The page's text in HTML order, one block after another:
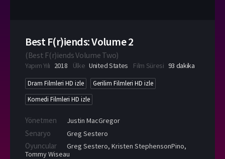
Best F(r)iends: Volume 2
(Best F(r)iends Volume Two)
Yapım Yılı 2018 Ülke United States Film Süresi 93 dakika
Dram Filmleri HD izle
Gerilim Filmleri HD izle
Komedi Filmleri HD izle
Yönetmen Justin MacGregor
Senaryo Greg Sestero
Oyuncular Greg Sestero, Kristen StephensonPino,
Tommy Wiseau